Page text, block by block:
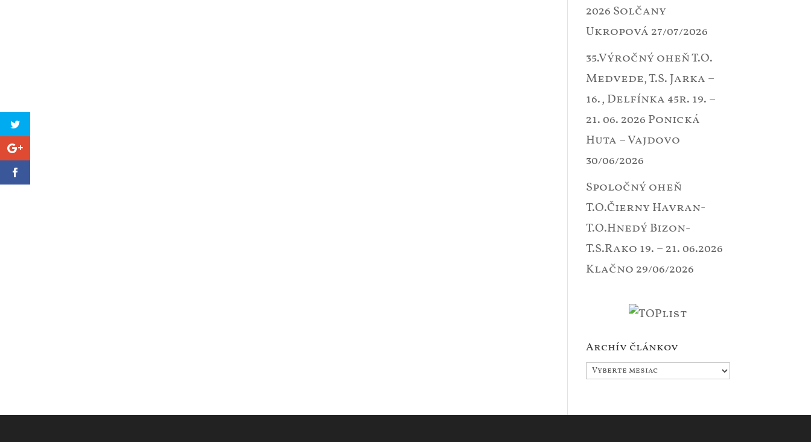
2026 Solčany
Ukropová 27/07/2026
35.Výročný oheň T.O.
Medvede, T.S. Jarka –
16., Delfínka 45r. 19. –
21. 06. 2026 Ponická
Huta – Vajdovo
30/06/2026
Spoločný oheň
T.O.Čierny Havran-
T.O.Hnedý Bizon-
T.S.Rako 19. – 21. 06.2026
Klačno 29/06/2026
Archív článkov
Archív